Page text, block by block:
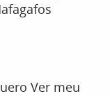
Ver meu